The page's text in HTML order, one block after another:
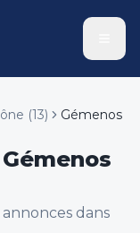
(13) Gémenos
annonces dans